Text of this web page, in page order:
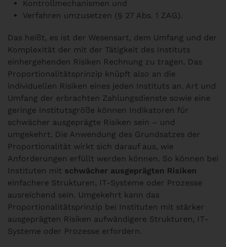
Kontrollmechanismen und
Verfahren umzusetzen (§ 27 Abs. 1 ZAG).
Das heißt, es ist der Wesensart, dem Umfang und der
Komplexität der mit der Tätigkeit des Instituts
einhergehenden Risiken Rechnung zu tragen. Das
Proportionalitätsprinzip knüpft also an die
individuellen Risiken eines jeden Instituts an. Art und
Umfang der erbrachten Zahlungsdienste sowie eine
geringe Institutsgröße können Indikatoren für
schwächer ausgeprägte Risiken sein – und
umgekehrt. Die Anwendung des Grundsatzes der
Proportionalität wirkt sich darauf aus, wie
Anforderungen erfüllt werden können. So können bei
Instituten mit schwächer ausgeprägten Risiken
einfachere Strukturen, IT-Systeme oder Prozesse
ausreichend sein. Umgekehrt kann das
Proportionalitätsprinzip bei Instituten mit stärker
ausgeprägten Risiken aufwändigere Strukturen, IT-
Systeme oder Prozesse erfordern.